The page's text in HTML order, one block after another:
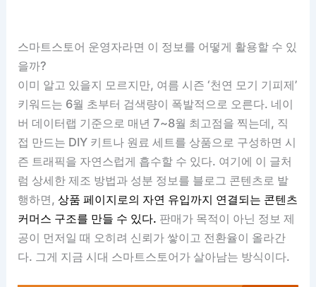
스마트스토어 운영자라면 이 정보를 어떻게 활용할 수 있
을까?
이미 알고 있을지 모르지만, 여름 시즌 ‘천연 모기 기피제’
키워드는 6월 초부터 검색량이 폭발적으로 오른다. 네이
버 데이터랩 기준으로 매년 7~8월 최고점을 찍는데, 직
접 만드는 DIY 키트나 원료 세트를 상품으로 구성하면 시
즌 트래픽을 자연스럽게 흡수할 수 있다. 여기에 이 글처
럼 상세한 제조 방법과 성분 정보를 블로그 콘텐츠로 발
행하면,상품 페이지로의 자연 유입까지 연결되는 콘텐츠
커머스 구조를 만들 수 있다. 판매가 목적이 아닌 정보 제
공이 먼저일 때 오히려 신뢰가 쌓이고 전환율이 올라간
다. 그게 지금 시대 스마트스토어가 살아남는 방식이다.